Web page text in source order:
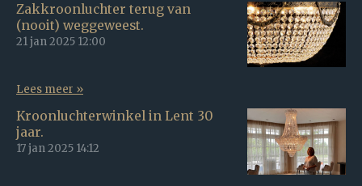
Zakkroonluchter terug van
(nooit) weggeweest.
21 jan 2025 12:00
Lees meer »
Kroonluchterwinkel in Lent 30
jaar.
17 jan 2025 14:12